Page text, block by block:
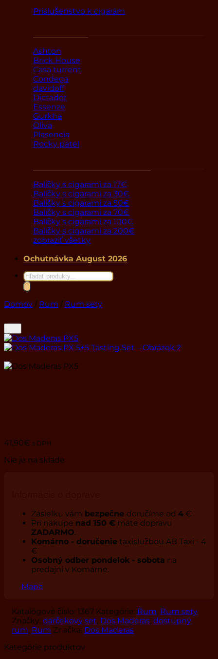
Príslušenstvo k cigarám
Ashton
Brick House
Casa turrent
Condega
davidoff
Dictador
Essenze
Gurkha
Oliva
Plasencia
Rocky patel
Balíčky s cigarami za 17€
Balíčky s cigarami za 30€
Balíčky s cigarami za 50€
Balíčky s cigarami za 70€
Balíčky s cigarami za 100€
Balíčky s cigarami za 200€
zobraziť všetky
Ochutnávka August 2026
Products
search
Domov / Rum / Rum sety
41,90€ s DPH
Nie je na sklade
Zásielku vám bezpečne doručíme od 4 €
Pri nákupe nad 150 € máte dopravu
ZADARMO.
Komárno - doručenie taxislužbou AB Taxi - 4
€
Osobný odber pondelok - sobota na
predajni v Komárne.
Mapa
Katalógové číslo: 1367 Kategórie: Rum, Rum sety
Značky: darčekový set, Dos Maderas, dostupný
rum, Rum Značka: Dos Maderas
Kategórie produktov